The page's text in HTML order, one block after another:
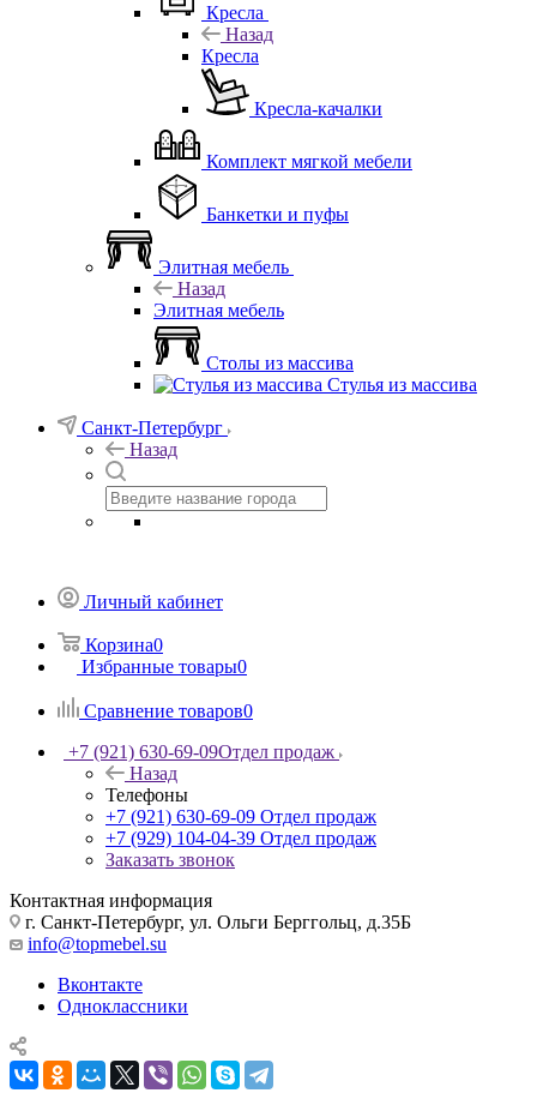
Кресла
Назад
Кресла
Кресла-качалки
Комплект мягкой мебели
Банкетки и пуфы
Элитная мебель
Назад
Элитная мебель
Столы из массива
Стулья из массива
Санкт-Петербург
Назад
Личный кабинет
Корзина0
Избранные товары0
Сравнение товаров0
+7 (921) 630-69-09Отдел продаж
Назад
Телефоны
+7 (921) 630-69-09 Отдел продаж
+7 (929) 104-04-39 Отдел продаж
Заказать звонок
Контактная информация
г. Санкт-Петербург, ул. Ольги Берггольц, д.35Б
info@topmebel.su
Вконтакте
Одноклассники